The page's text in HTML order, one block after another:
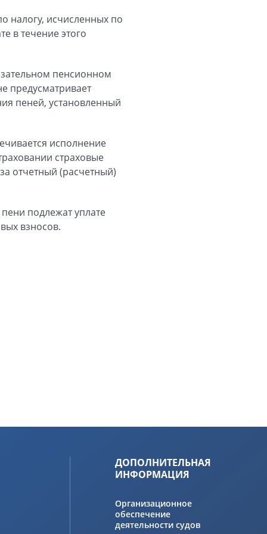
налогу, исчисленных по
в течение этого
пенсионном
предусматривает
пеней, установленный
исполнение
страховые
отчетный (расчетный)
подлежат уплате
взносов.
ДОПОЛНИТЕЛЬНАЯ
ИНФОРМАЦИЯ
Организационное
обеспечение
деятельности судов